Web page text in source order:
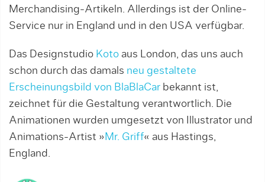
Merchandising-Artikeln. Allerdings ist der Online-
Service nur in England und in den USA verfügbar.
Das Designstudio Koto aus London, das uns auch
schon durch das damals neu gestaltete
Erscheinungsbild von BlaBlaCar bekannt ist,
zeichnet für die Gestaltung verantwortlich. Die
Animationen wurden umgesetzt von Illustrator und
Animations-Artist »Mr. Griff« aus Hastings,
England.